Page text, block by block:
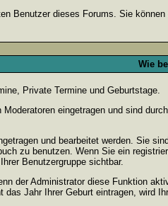
Benutzer dieses Forums. Sie
Wie
Private Termine und Geburtstage.
eingetragen und sind
und bearbeitet werden. Sie
zu benutzen. Wenn Sie ein
Benutzergruppe sichtbar.
der Administrator diese Funktion
Jahr Ihrer Geburt eintragen, wird